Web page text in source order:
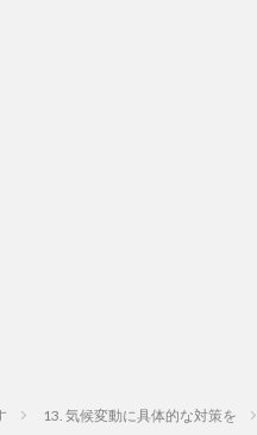
13. 気候変動に具体的な対策を